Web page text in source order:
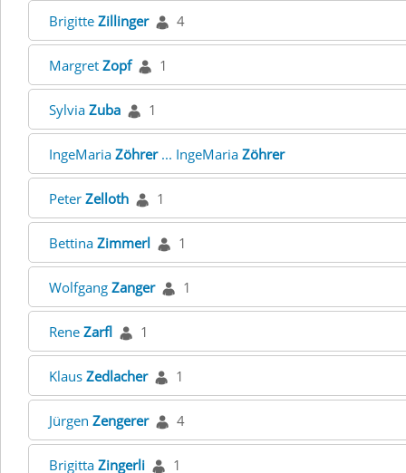
Brigitte Zillinger 4
Margret Zopf 1
Sylvia Zuba 1
IngeMaria Zöhrer... IngeMaria Zöhrer
Peter Zelloth 1
Bettina Zimmerl 1
Wolfgang Zanger 1
Rene Zarfl 1
Klaus Zedlacher 1
Jürgen Zengerer 4
Brigitta Zingerli 1